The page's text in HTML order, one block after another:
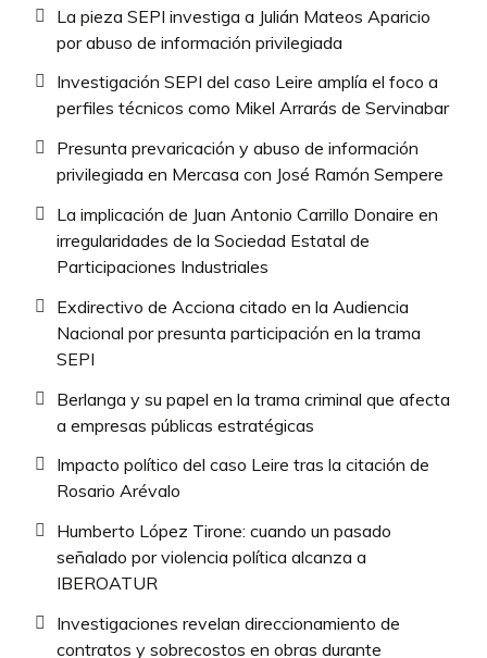
La pieza SEPI investiga a Julián Mateos Aparicio
por abuso de información privilegiada
Investigación SEPI del caso Leire amplía el foco a
perfiles técnicos como Mikel Arrarás de Servinabar
Presunta prevaricación y abuso de información
privilegiada en Mercasa con José Ramón Sempere
La implicación de Juan Antonio Carrillo Donaire en
irregularidades de la Sociedad Estatal de
Participaciones Industriales
Exdirectivo de Acciona citado en la Audiencia
Nacional por presunta participación en la trama
SEPI
Berlanga y su papel en la trama criminal que afecta
a empresas públicas estratégicas
Impacto político del caso Leire tras la citación de
Rosario Arévalo
Humberto López Tirone: cuando un pasado
señalado por violencia política alcanza a
IBEROATUR
Investigaciones revelan direccionamiento de
contratos y sobrecostos en obras durante